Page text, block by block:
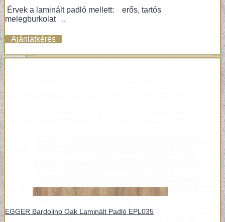
POSZTER TAPÉTÁK
Érvek a laminált padló mellett: erős, tartós
melegburkolat ..
Ajánlatkérés
EGGER Bardolino Oak Laminált Padló EPL035